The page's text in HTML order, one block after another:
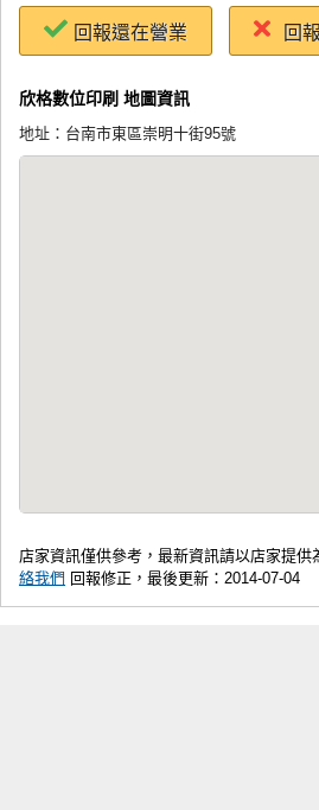
回報還在營業 回
欣格數位印刷 地圖資訊
地址：台南市東區崇明十街95號
店家資訊僅供參考，最新資訊請以店家提供
絡我們 回報修正，最後更新：2014-07-04